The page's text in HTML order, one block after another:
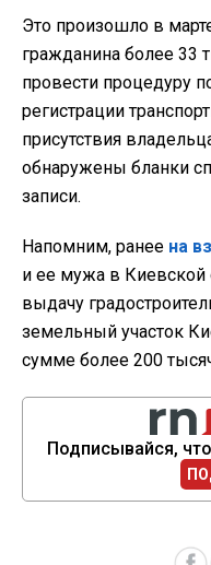
Это произошло в
гражданина более 33
провести процедуру
регистрации
присутствия
обнаружены бланки
записи.
Напомним, ранее на
и ее мужа в Киевской
выдачу
земельный участок
сумме более 200
Подписывайся,